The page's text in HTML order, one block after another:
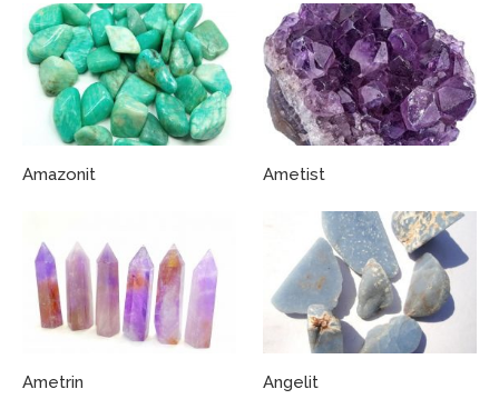
Amazonit Ametist
Ametrin Angelit